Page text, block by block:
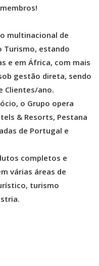
multinacional de
Turismo, estando
e em África, com mais
gestão direta, sendo
Clientes/ano.
o Grupo opera
& Resorts, Pestana
de Portugal e
completos e
várias áreas de
turismo